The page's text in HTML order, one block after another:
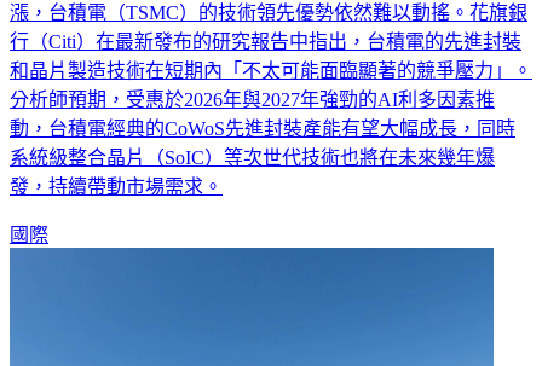
隨著人工智慧（AI）與高效能運算（HPC）晶片需求持續高
漲，台積電（TSMC）的技術領先優勢依然難以動搖。花旗銀
行（Citi）在最新發布的研究報告中指出，台積電的先進封裝
和晶片製造技術在短期內「不太可能面臨顯著的競爭壓力」。
分析師預期，受惠於2026年與2027年強勁的AI利多因素推
動，台積電經典的CoWoS先進封裝產能有望大幅成長，同時
系統級整合晶片（SoIC）等次世代技術也將在未來幾年爆